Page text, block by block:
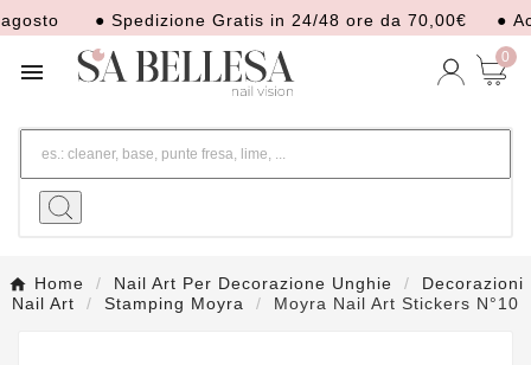
● Spedizione Gratis in 24/48 ore da 70,00€ ●

0
Home Nail Art Per Decorazione Unghie
Decorazioni
Nail Art
Stamping Moyra Moyra Nail Art Stickers N°10